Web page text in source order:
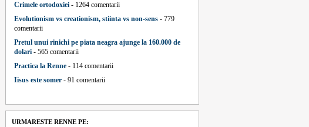
Crimele ortodoxiei - 1264 comentarii
Evolutionism vs creationism, stiinta vs non-sens - 779
comentarii
Pretul unui rinichi pe piata neagra ajunge la 160.000 de
dolari - 565 comentarii
Practica la Renne - 114 comentarii
Iisus este somer - 91 comentarii
URMARESTE RENNE PE: